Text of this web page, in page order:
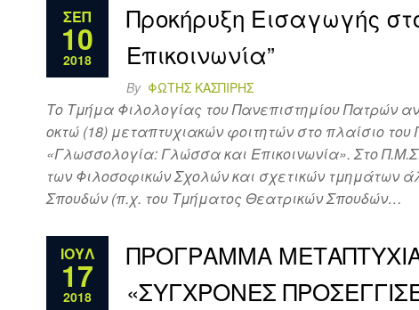
ΣΕΠ
10
2018
Προκήρυξη Εισαγωγής
Επικοινωνία”
By ΦΏΤΗΣ ΚΑΣΠΊΡΗΣ
Το Τμήμα Φιλολογίας του Πανεπιστημίου Πατρών
οκτώ (18) μεταπτυχιακών φοιτητών στο πλαίσιο
«Γλωσσολογία: Γλώσσα και Επικοινωνία». Στο
των Φιλοσοφικών Σχολών και σχετικών τμημάτων
Σπουδών (π.χ. του Τμήματος Θεατρικών Σπουδών…
ΙΟΎΛ
17
2018
ΠΡΟΓΡΑΜΜΑ
«ΣΥΓΧΡΟΝΕΣ